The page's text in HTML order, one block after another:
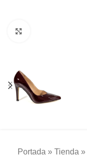
Portada » Tienda »